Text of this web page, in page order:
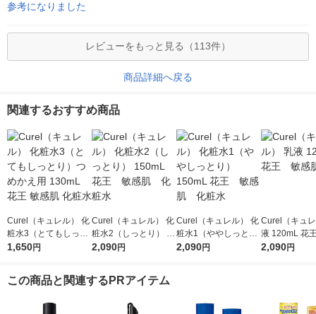
参考になりました
レビューをもっと見る（113件）
商品詳細へ戻る
関連するおすすめ商品
Curel（キュレル） 化
粧水3（とてもしっと
り）つめかえ用 130m
1,650円
Curel（キュレル） 化
粧水2（しっとり） 15
0mL 花王 敏感肌
2,090円
Curel（キュレル） 化
粧水1（ややしっと
り） 150mL 花王 敏
2,090円
Curel（キュ
液 120mL 花
肌
2,090円
この商品と関連するPRアイテム